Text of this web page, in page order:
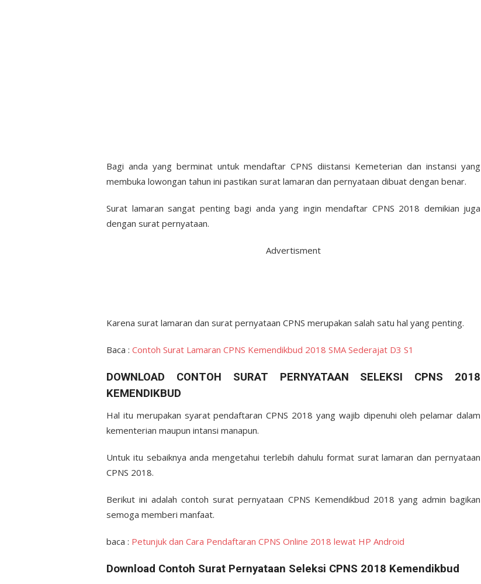
Bagi anda yang berminat untuk mendaftar CPNS diistansi Kemeterian dan instansi yang
membuka lowongan tahun ini pastikan surat lamaran dan pernyataan dibuat dengan benar.
Surat lamaran sangat penting bagi anda yang ingin mendaftar CPNS 2018 demikian juga
dengan surat pernyataan.
Advertisment
Karena surat lamaran dan surat pernyataan CPNS merupakan salah satu hal yang penting.
Baca : Contoh Surat Lamaran CPNS Kemendikbud 2018 SMA Sederajat D3 S1
DOWNLOAD CONTOH SURAT PERNYATAAN SELEKSI CPNS 2018
KEMENDIKBUD
Hal itu merupakan syarat pendaftaran CPNS 2018 yang wajib dipenuhi oleh pelamar dalam
kementerian maupun intansi manapun.
Untuk itu sebaiknya anda mengetahui terlebih dahulu format surat lamaran dan pernyataan
CPNS 2018.
Berikut ini adalah contoh surat pernyataan CPNS Kemendikbud 2018 yang admin bagikan
semoga memberi manfaat.
baca : Petunjuk dan Cara Pendaftaran CPNS Online 2018 lewat HP Android
Download Contoh Surat Pernyataan Seleksi CPNS 2018 Kemendikbud